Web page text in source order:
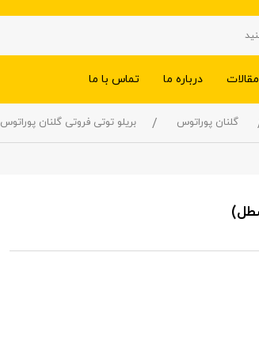
مقالات درباره ما تماس با ما
گلنان پوراتوس بریلو توتی فروتی گلنان پوراتوس 24 کیلویی (4 سطل)